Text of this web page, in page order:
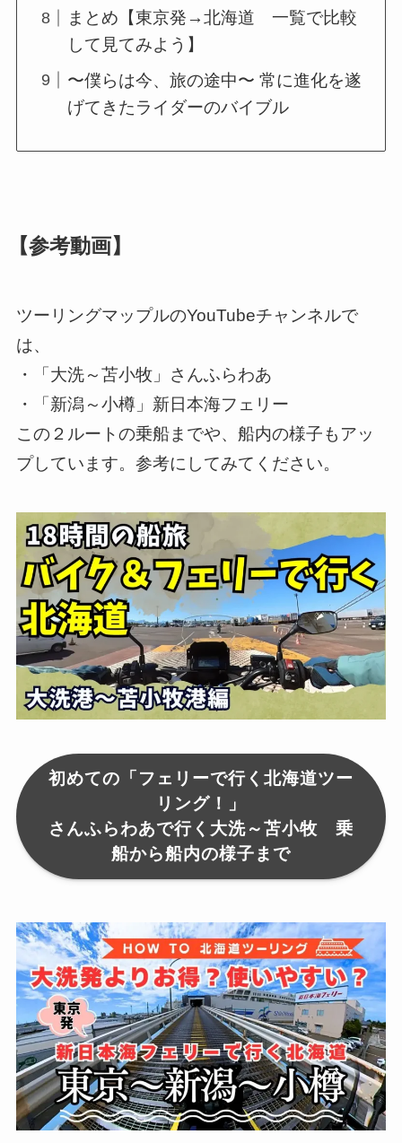
まとめ【東京発→北海道 一覧で比較
して見てみよう】
〜僕らは今、旅の途中〜 常に進化を遂
げてきたライダーのバイブル
【参考動画】
ツーリングマップルのYouTubeチャンネルで
は、
・「大洗～苫小牧」さんふらわあ
・「新潟～小樽」新日本海フェリー
この２ルートの乗船までや、船内の様子もアッ
プしています。参考にしてみてください。
初めての「フェリーで行く北海道ツー
リング！」
さんふらわあで行く大洗～苫小牧 乗
船から船内の様子まで